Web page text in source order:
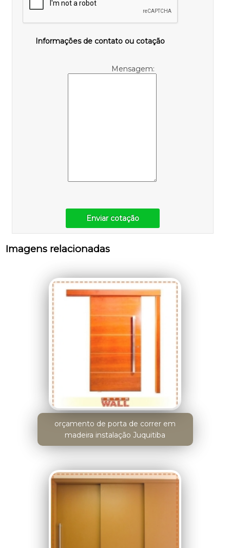
Informações de contato ou cotação
Mensagem:
Enviar cotação
Imagens relacionadas
orçamento de porta de correr em
madeira instalação Juquitiba